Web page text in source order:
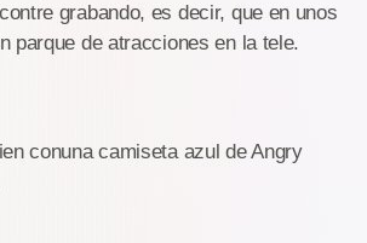
grabando, es decir, que en unos
parque de atracciones en la tele.
conuna camiseta azul de Angry